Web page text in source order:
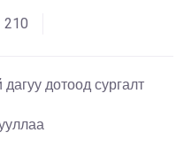
210
дотоод сургалт